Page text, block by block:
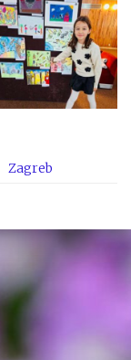
Zagreb